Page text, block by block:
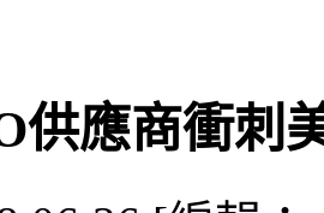
供應商衝刺